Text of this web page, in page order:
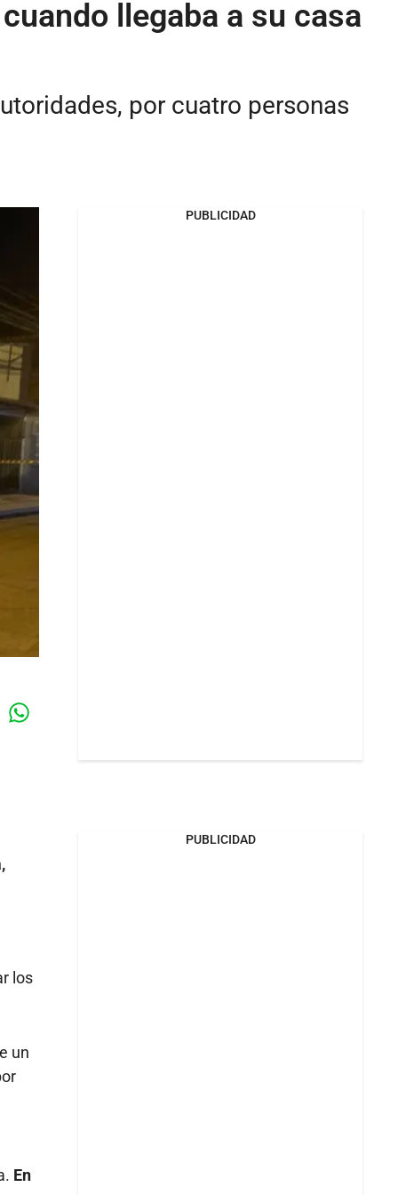
llegaba a su casa
por cuatro personas
los
un
En
PUBLICIDAD
PUBLICIDAD